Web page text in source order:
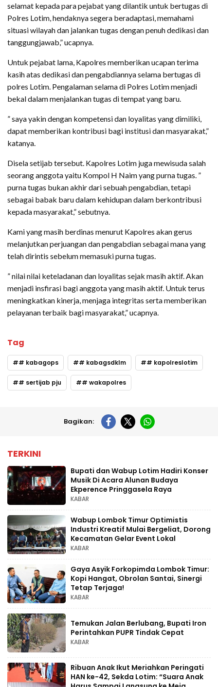
selamat kepada para pejabat yang dilantik untuk bertugas di
Polres Lotim, hendaknya segera beradaptasi, memahami
situasi wilayah dan jalankan tugas dengan penuh dedikasi dan
tanggungjawab,” ucapnya.
Untuk pejabat lama, Kapolres memberikan ucapan terima
kasih atas dedikasi dan pengabdiannya selama bertugas di
polres Lotim. Pengalaman selama di Polres Lotim menjadi
bekal dalam menjalankan tugas di tempat yang baru.
” saya yakin dengan kompetensi dan loyalitas yang dimiliki,
dapat memberikan kontribusi bagi institusi dan masyarakat,”
katanya.
Disela setijab tersebut. Kapolres Lotim juga mewisuda salah
seorang anggota yaitu Kompol H Naim yang purna tugas. ”
purna tugas bukan akhir dari sebuah pengabdian, tetapi
sebagai babak baru dalam kehidupan dalam berkontribusi
kepada masyarakat,” sebutnya.
Kami yang masih berdinas menurut Kapolres akan gerus
melanjutkan perjuangan dan pengabdian sebagai mana yang
telah dirintis sebelum memasuki purna tugas.
” nilai nilai keteladanan dan loyalitas sejak masih aktif. Akan
menjadi insfirasi bagi anggota yang masih aktif. Untuk terus
meningkatkan kinerja, menjaga integritas serta memberikan
pelayanan terbaik bagi masyarakat,” ucapnya.
Tag
# kabagops # kabagsdklm # kapolreslotim
# sertijab pju # wakapolres
Bagikan:
TERKINI
Bupati dan Wabup Lotim Hadiri Konser
Musik Di Acara Alunan Budaya
Ekperence Pringgasela Raya
KABAR
Wabup Lombok Timur Optimistis
Industri Kreatif Mulai Bergeliat, Dorong
Kecamatan Gelar Event Lokal
KABAR
Gaya Asyik Forkopimda Lombok Timur:
Kopi Hangat, Obrolan Santai, Sinergi
Tetap Terjaga!
KABAR
Temukan Jalan Berlubang, Bupati Iron
Perintahkan PUPR Tindak Cepat
KABAR
Ribuan Anak Ikut Meriahkan Peringati
HAN ke-42, Sekda Lotim: “Suara Anak